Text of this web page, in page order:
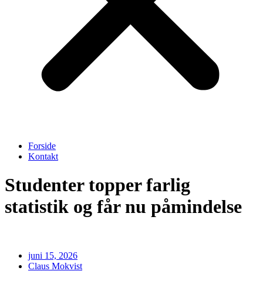
Forside
Kontakt
Studenter topper farlig
statistik og får nu påmindelse
juni 15, 2026
Claus Mokvist